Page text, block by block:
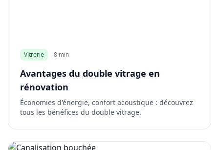
Vitrerie 8 min
Avantages du double vitrage en
rénovation
Économies d'énergie, confort acoustique : découvrez
tous les bénéfices du double vitrage.